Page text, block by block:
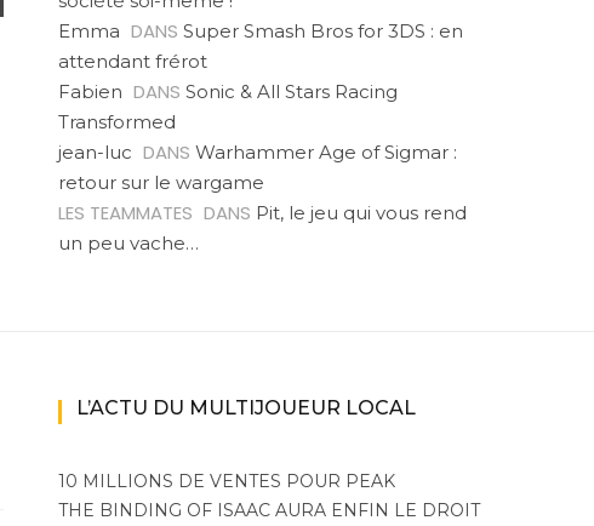
Emma DANS Super Smash Bros for 3DS : en
attendant frérot
Fabien DANS Sonic & All Stars Racing
Transformed
jean-luc DANS Warhammer Age of Sigmar :
retour sur le wargame
LES TEAMMATES DANS Pit, le jeu qui vous rend
un peu vache…
L’ACTU DU MULTIJOUEUR LOCAL
10 MILLIONS DE VENTES POUR PEAK
THE BINDING OF ISAAC AURA ENFIN LE DROIT